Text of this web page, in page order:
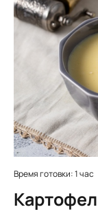
Время готовки: 1 час